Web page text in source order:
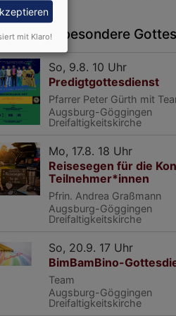
für besondere
So, 9.8. 10 Uhr
Predigtgottesdienst
Pfarrer Peter Gürth mit
Augsburg-Göggingen
Dreifaltigkeitskirche
Mo, 17.8. 18 Uhr
Reisesegen für die
Teilnehmer*innen
Pfrin. Andrea Graßmann
Augsburg-Göggingen
Dreifaltigkeitskirche
So, 20.9. 17 Uhr
BimBamBino-
Team
Augsburg-Göggingen
Dreifaltigkeitskirche
mit Klaro!